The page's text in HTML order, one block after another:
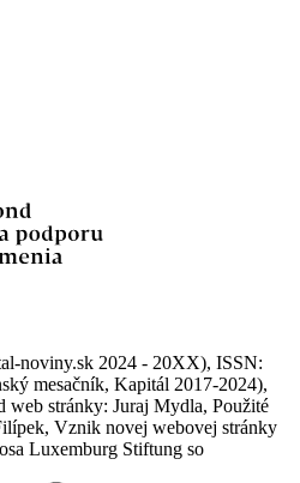
noviny.sk 2024 - 20XX), ISSN:
mesačník, Kapitál 2017-2024),
web stránky: Juraj Mydla, Použité
Vznik novej webovej stránky
Luxemburg Stiftung so